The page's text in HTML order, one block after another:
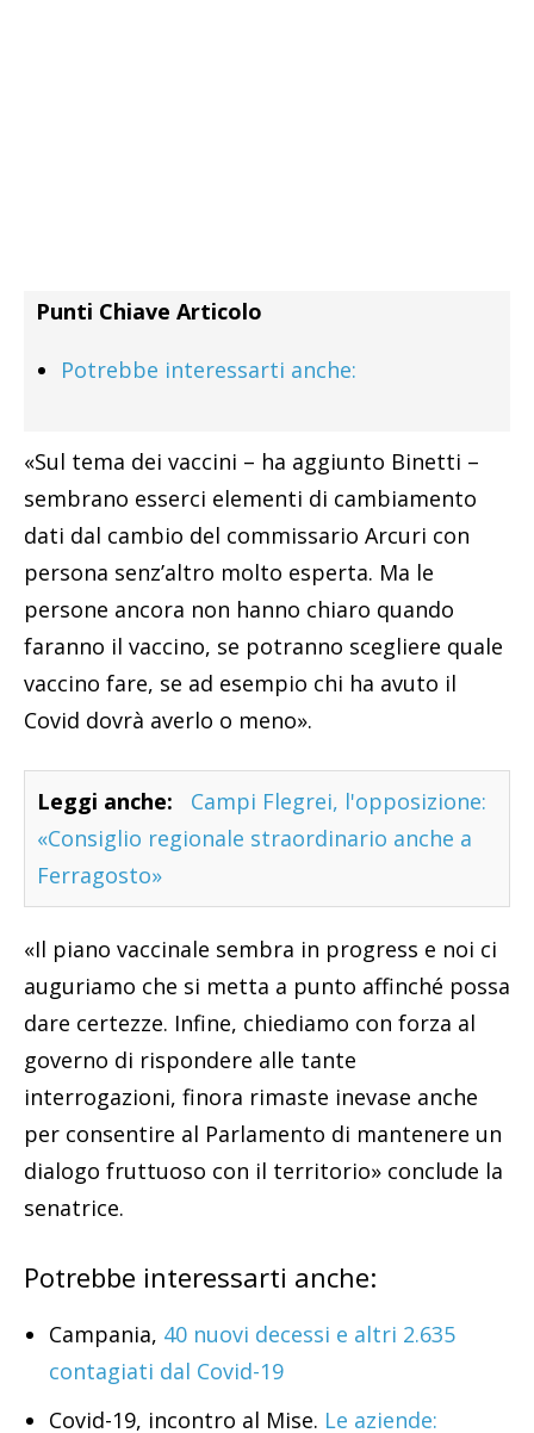
Punti Chiave Articolo
Potrebbe interessarti anche:
«Sul tema dei vaccini – ha aggiunto Binetti –
sembrano esserci elementi di cambiamento
dati dal cambio del commissario Arcuri con
persona senz’altro molto esperta. Ma le
persone ancora non hanno chiaro quando
faranno il vaccino, se potranno scegliere quale
vaccino fare, se ad esempio chi ha avuto il
Covid dovrà averlo o meno».
Leggi anche:
Campi Flegrei, l'opposizione:
«Consiglio regionale straordinario anche a
Ferragosto»
«Il piano vaccinale sembra in progress e noi ci
auguriamo che si metta a punto affinché possa
dare certezze. Infine, chiediamo con forza al
governo di rispondere alle tante
interrogazioni, finora rimaste inevase anche
per consentire al Parlamento di mantenere un
dialogo fruttuoso con il territorio» conclude la
senatrice.
Potrebbe interessarti anche:
Campania, 40 nuovi decessi e altri 2.635
contagiati dal Covid-19
Covid-19, incontro al Mise. Le aziende: